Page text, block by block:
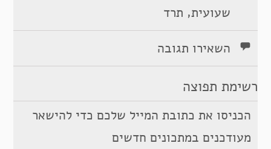
שעועית, תרד
השאירו תגובה
רשימת תפוצה
הכניסו את כתובת המייל שלכם כדי להישאר
מעודכנים במתכונים חדשים